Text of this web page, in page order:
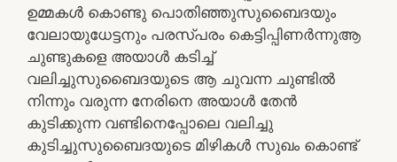
ഉമ്മകൾ കൊണ്ടു പൊതിഞ്ഞുസുബൈദയും
വേലായുധേട്ടനും പരസ്പരം കെട്ടിപ്പിണർന്നുആ
ചുണ്ടുകളെ അയാൾ കടിച്ച്
വലിച്ചുസുബൈദയുടെ ആ ചുവന്ന ചുണ്ടിൽ
നിന്നും വരുന്ന നേരിനെ അയാൾ തേൻ
കുടിക്കുന്ന വണ്ടിനെപ്പോലെ വലിച്ചു
കുടിച്ചുസുബൈദയുടെ മിഴികൾ സുഖം കൊണ്ട്